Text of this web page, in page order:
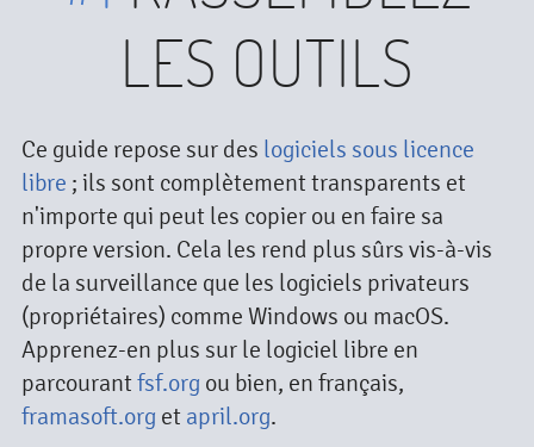
LES OUTILS
Ce guide repose sur des logiciels sous licence
libre ; ils sont complètement transparents et
n'importe qui peut les copier ou en faire sa
propre version. Cela les rend plus sûrs vis-à-vis
de la surveillance que les logiciels privateurs
(propriétaires) comme Windows ou macOS.
Apprenez-en plus sur le logiciel libre en
parcourantfsf.org ou bien, en français,
framasoft.org et april.org.